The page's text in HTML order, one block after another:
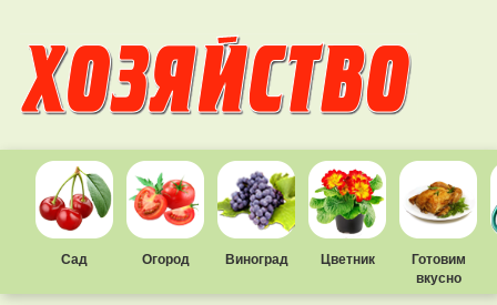
Сад Огород Виноград Цветник
Готовим
вкусно